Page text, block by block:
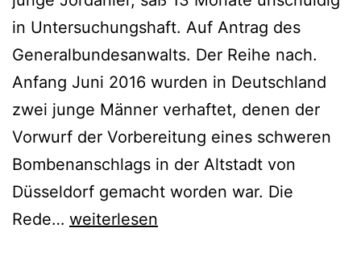
in Untersuchungshaft. Auf Antrag des
Generalbundesanwalts. Der Reihe nach.
Anfang Juni 2016 wurden in Deutschland
zwei junge Männer verhaftet, denen der
Vorwurf der Vorbereitung eines schweren
Bombenanschlags in der Altstadt von
Düsseldorf gemacht worden war. Die
Rede… weiterlesen